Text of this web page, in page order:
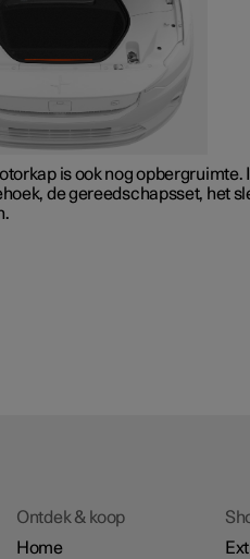
is ook nog
de gereedschapsset, het
Ontdek & koop
Home